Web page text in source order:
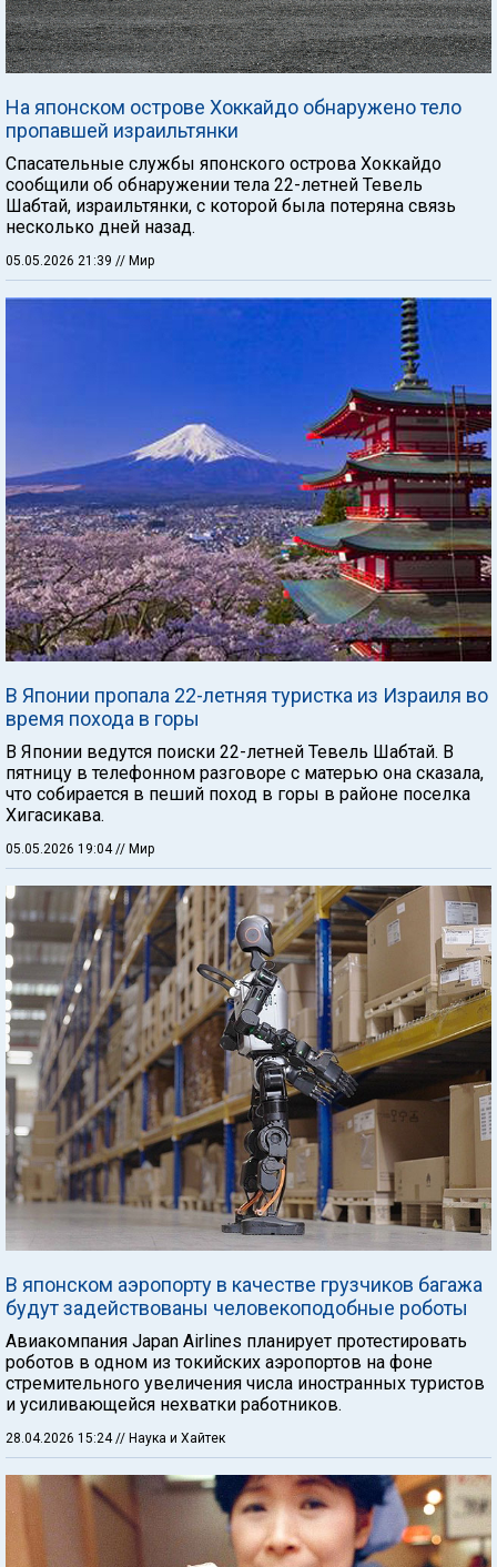
На японском острове Хоккайдо обнаружено тело
пропавшей израильтянки
Спасательные службы японского острова Хоккайдо
сообщили об обнаружении тела 22-летней Тевель
Шабтай, израильтянки, с которой была потеряна связь
несколько дней назад.
05.05.2026 21:39 // Мир
В Японии пропала 22-летняя туристка из Израиля во
время похода в горы
В Японии ведутся поиски 22-летней Тевель Шабтай. В
пятницу в телефонном разговоре с матерью она сказала,
что собирается в пеший поход в горы в районе поселка
Хигасикава.
05.05.2026 19:04// Мир
В японском аэропорту в качестве грузчиков багажа
будут задействованы человекоподобные роботы
Авиакомпания Japan Airlines планирует протестировать
роботов в одном из токийских аэропортов на фоне
стремительного увеличения числа иностранных туристов
и усиливающейся нехватки работников.
28.04.2026 15:24 // Наука и Хайтек